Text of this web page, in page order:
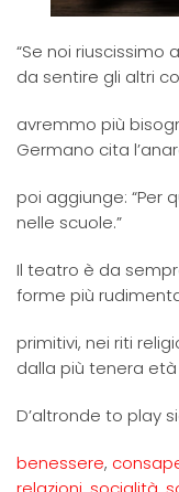
“Se noi
da sentire gli altri
avremmo più
Germano cita
poi aggiunge: “Per
nelle scuole.”
Il teatro è da
forme più
primitivi, nei riti
dalla più tenera
D’altronde to play
benessere,